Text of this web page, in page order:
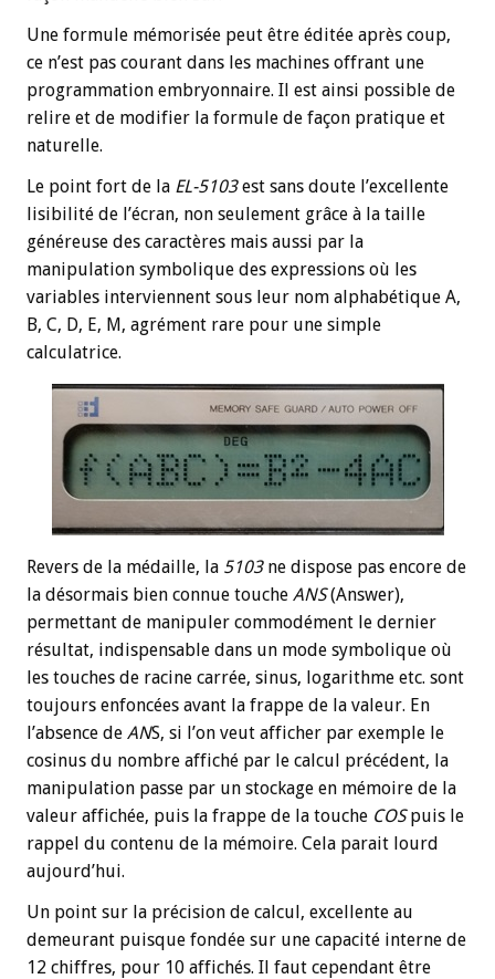
Une formule mémorisée peut être éditée après coup,
ce n’est pas courant dans les machines offrant une
programmation embryonnaire. Il est ainsi possible de
relire et de modifier la formule de façon pratique et
naturelle.
Le point fort de la EL-5103est sans doute l’excellente
lisibilité de l’écran, non seulement grâce à la taille
généreuse des caractères mais aussi par la
manipulation symbolique des expressions où les
variables interviennent sous leur nom alphabétique A,
B, C, D, E, M, agrément rare pour une simple
calculatrice.
Revers de la médaille, la 5103ne dispose pas encore de
la désormais bien connue touche ANS(Answer),
permettant de manipuler commodément le dernier
résultat, indispensable dans un mode symbolique où
les touches de racine carrée, sinus, logarithme etc. sont
toujours enfoncées avant la frappe de la valeur. En
l’absence de ANS, si l’on veut afficher par exemple le
cosinus du nombre affiché par le calcul précédent, la
manipulation passe par un stockage en mémoire de la
valeur affichée, puis la frappe de la touche COSpuis le
rappel du contenu de la mémoire. Cela parait lourd
aujourd’hui.
Un point sur la précision de calcul, excellente au
demeurant puisque fondée sur une capacité interne de
12 chiffres, pour 10 affichés. Il faut cependant être